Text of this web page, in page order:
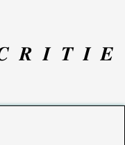
R I T I E